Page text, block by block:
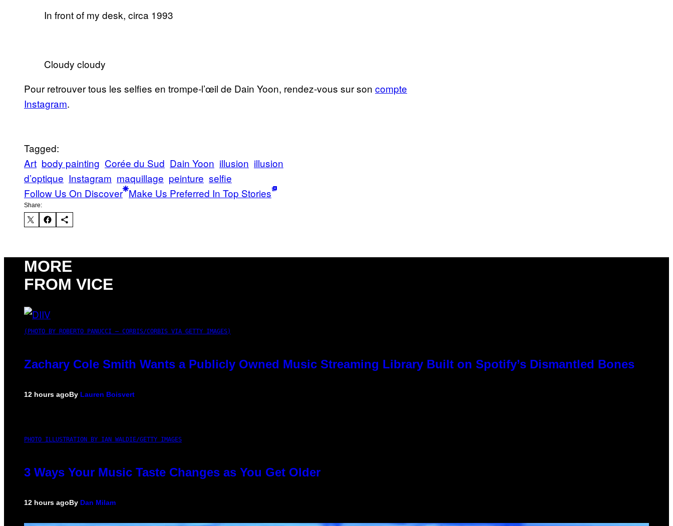
In front of my desk, circa 1993
Cloudy cloudy
Pour retrouver tous les selfies en trompe-l’œil de Dain Yoon, rendez-vous sur son compte
Instagram.
Tagged:
Art body painting Corée du Sud Dain Yoon illusion illusion
d’optique Instagram maquillage peinture selfie
Follow Us On Discover Make Us Preferred In Top Stories
Share:
MORE
FROM VICE
(PHOTO BY ROBERTO PANUCCI – CORBIS/CORBIS VIA GETTY IMAGES)
Zachary Cole Smith Wants a Publicly Owned Music Streaming Library Built on Spotify’s Dismantled Bones
12 hours agoBy Lauren Boisvert
PHOTO ILLUSTRATION BY IAN WALDIE/GETTY IMAGES
3 Ways Your Music Taste Changes as You Get Older
12 hours agoBy Dan Milam